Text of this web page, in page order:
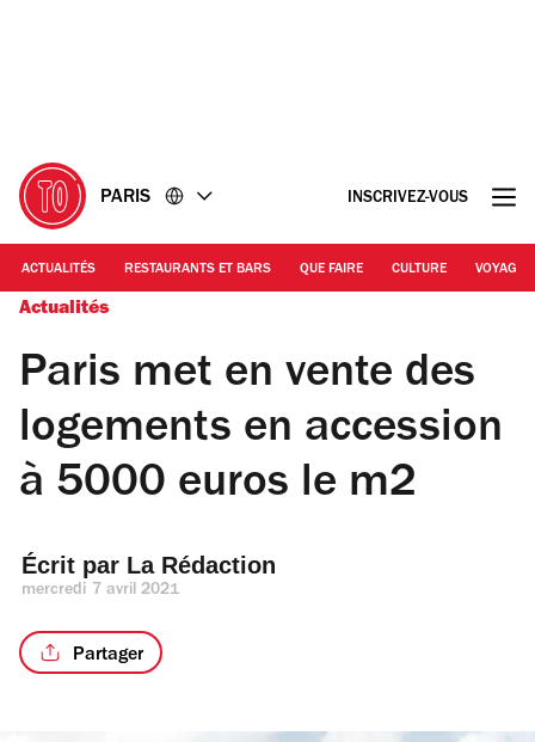
PARIS INSCRIVEZ-VOUS
ACTUALITÉS RESTAURANTS ET BARS QUE FAIRE CULTURE VOYAGE
Actualités
Paris met en vente des
logements en accession
à 5000 euros le m2
Écrit par La Rédaction
mercredi 7 avril 2021
Partager